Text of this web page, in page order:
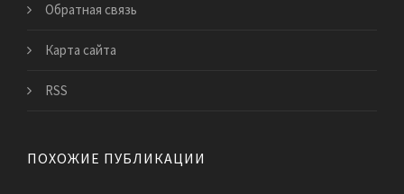
Обратная связь
Карта сайта
RSS
ПОХОЖИЕ ПУБЛИКАЦИИ